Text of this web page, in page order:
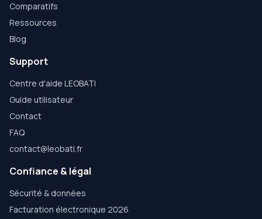
Comparatifs
Ressources
Blog
Support
Centre d'aide LEOBATI
Guide utilisateur
Contact
FAQ
contact@leobati.fr
Confiance & légal
Sécurité & données
Facturation électronique 2026